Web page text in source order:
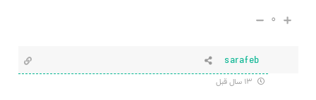
۰
sarafeb